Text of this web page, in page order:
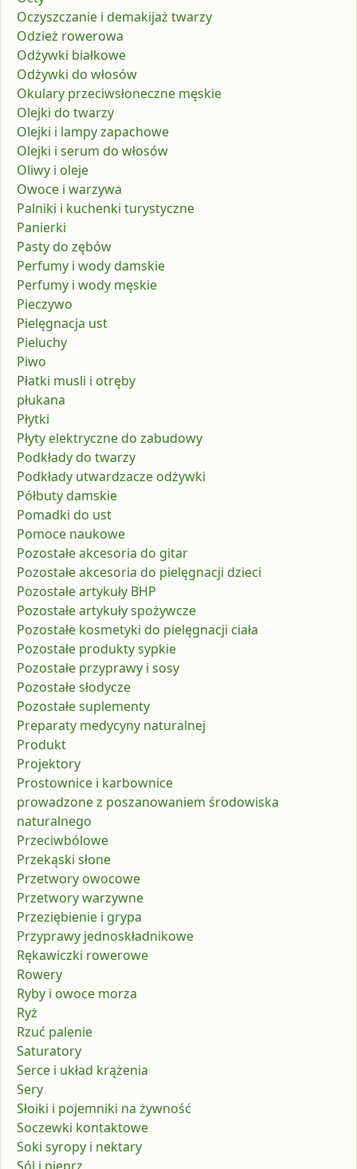
Oczyszczanie i demakijaż twarzy
Odzież rowerowa
Odżywki białkowe
Odżywki do włosów
Okulary przeciwsłoneczne męskie
Olejki do twarzy
Olejki i lampy zapachowe
Olejki i serum do włosów
Oliwy i oleje
Owoce i warzywa
Palniki i kuchenki turystyczne
Panierki
Pasty do zębów
Perfumy i wody damskie
Perfumy i wody męskie
Pieczywo
Pielęgnacja ust
Pieluchy
Piwo
Płatki musli i otręby
płukana
Płytki
Płyty elektryczne do zabudowy
Podkłady do twarzy
Podkłady utwardzacze odżywki
Półbuty damskie
Pomadki do ust
Pomoce naukowe
Pozostałe akcesoria do gitar
Pozostałe akcesoria do pielęgnacji dzieci
Pozostałe artykuły BHP
Pozostałe artykuły spożywcze
Pozostałe kosmetyki do pielęgnacji ciała
Pozostałe produkty sypkie
Pozostałe przyprawy i sosy
Pozostałe słodycze
Pozostałe suplementy
Preparaty medycyny naturalnej
Produkt
Projektory
Prostownice i karbownice
prowadzone z poszanowaniem środowiska
naturalnego
Przeciwbólowe
Przekąski słone
Przetwory owocowe
Przetwory warzywne
Przeziębienie i grypa
Przyprawy jednoskładnikowe
Rękawiczki rowerowe
Rowery
Ryby i owoce morza
Ryż
Rzuć palenie
Saturatory
Serce i układ krążenia
Sery
Słoiki i pojemniki na żywność
Soczewki kontaktowe
Soki syropy i nektary